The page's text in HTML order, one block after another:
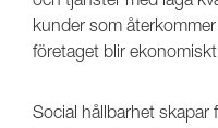
kunder som
företaget blir
Social hållbarhet